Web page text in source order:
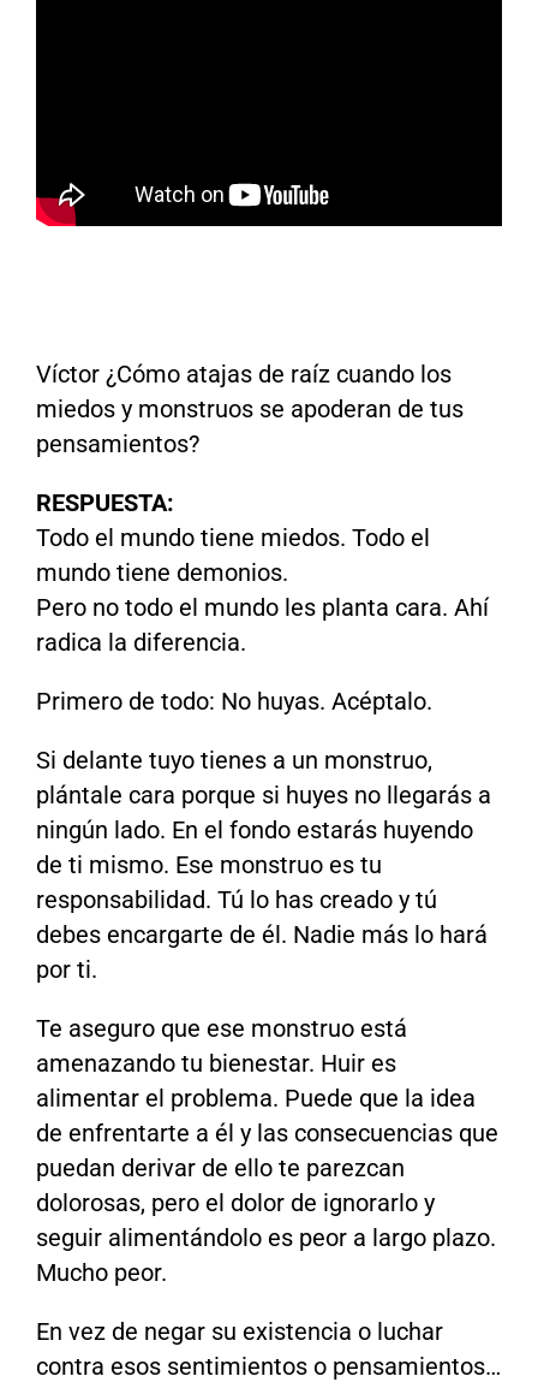
Víctor ¿Cómo atajas de raíz cuando los
miedos y monstruos se apoderan de tus
pensamientos?
RESPUESTA:
Todo el mundo tiene miedos. Todo el
mundo tiene demonios.
Pero no todo el mundo les planta cara. Ahí
radica la diferencia.
Primero de todo: No huyas. Acéptalo.
Si delante tuyo tienes a un monstruo,
plántale cara porque si huyes no llegarás a
ningún lado. En el fondo estarás huyendo
de ti mismo. Ese monstruo es tu
responsabilidad. Tú lo has creado y tú
debes encargarte de él. Nadie más lo hará
por ti.
Te aseguro que ese monstruo está
amenazando tu bienestar. Huir es
alimentar el problema. Puede que la idea
de enfrentarte a él y las consecuencias que
puedan derivar de ello te parezcan
dolorosas, pero el dolor de ignorarlo y
seguir alimentándolo es peor a largo plazo.
Mucho peor.
En vez de negar su existencia o luchar
contra esos sentimientos o pensamientos…